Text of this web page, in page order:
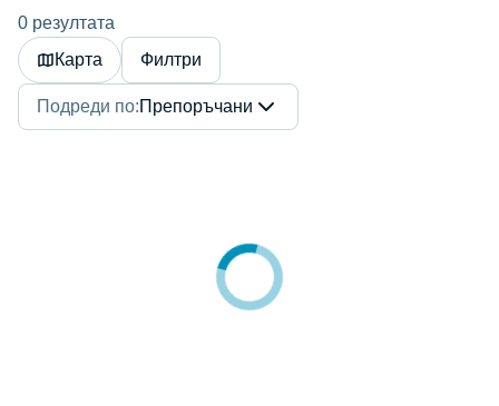
ВИДЕО
РЕСУРСИ
0 резултата
Карта
Филтри
Подреди по:Препоръчани